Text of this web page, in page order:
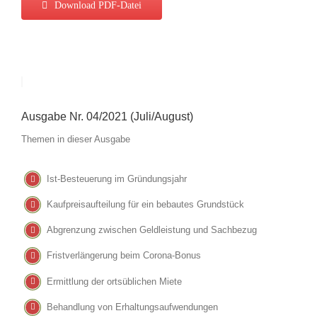
Download PDF-Datei
Ausgabe Nr. 04/2021 (Juli/August)
Themen in dieser Ausgabe
Ist-Besteuerung im Gründungsjahr
Kaufpreisaufteilung für ein bebautes Grundstück
Abgrenzung zwischen Geldleistung und Sachbezug
Fristverlängerung beim Corona-Bonus
Ermittlung der ortsüblichen Miete
Behandlung von Erhaltungsaufwendungen